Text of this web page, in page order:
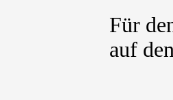
Für
auf